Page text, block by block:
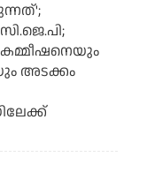
അടക്കം